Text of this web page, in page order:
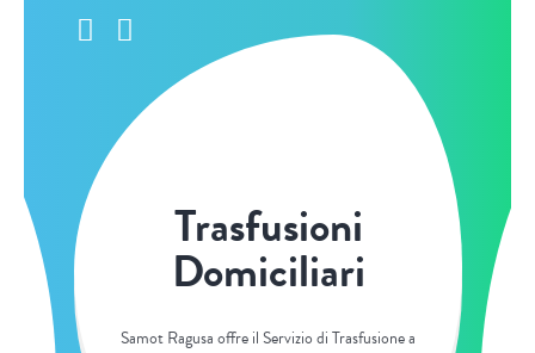
Trasfusioni
Domiciliari
Samot Ragusa offre il Servizio di Trasfusione a